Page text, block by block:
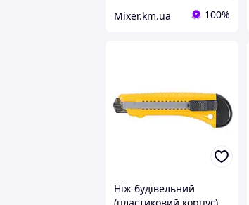
Mixer.km.ua 100%
Ніж будівельний